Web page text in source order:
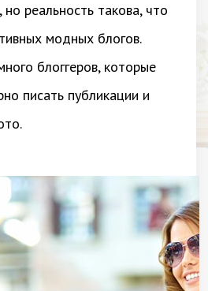
реальность такова, что
модных блогов.
блоггеров, которые
писать публикации и